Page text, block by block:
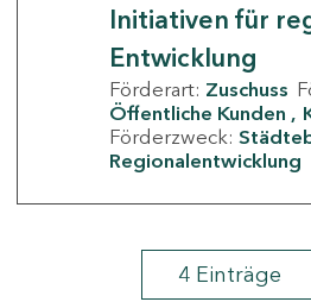
Initiativen für
Entwicklung
Förderart: Zuschuss
Öffentliche Kunden
Förderzweck:
Regionalentwicklung
4 Einträge